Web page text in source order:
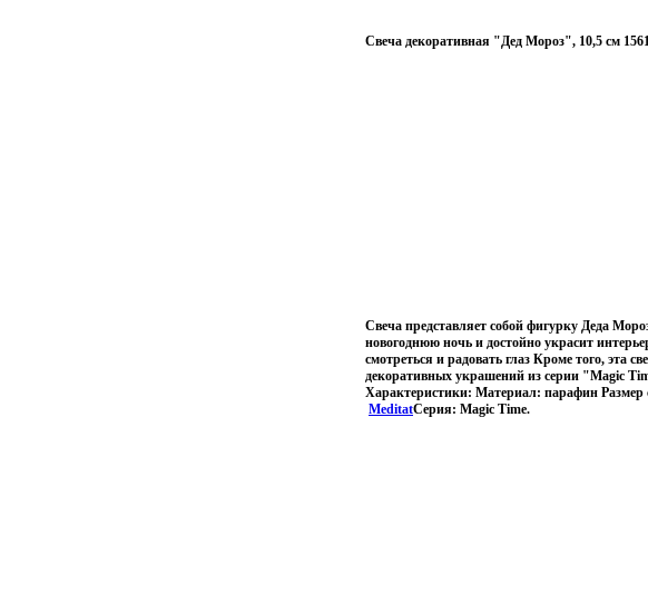
Свеча декоративная "Дед Мороз", 10,5 см
Свеча представляет собой фигурку Деда
новогоднюю ночь и достойно украсит
смотреться и радовать глаз Кроме того, эта
декоративных украшений из серии "Magic
Характеристики: Материал: парафин Размер
MeditatСерия: Magic Time.